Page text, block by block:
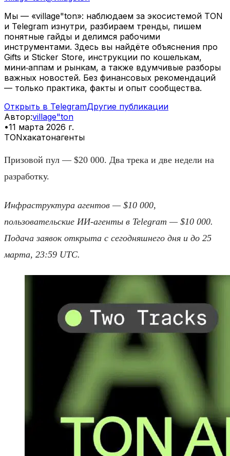
Мы — «village"ton»: наблюдаем за экосистемой TON
и Telegram изнутри, разбираем тренды, пишем
понятные гайды и делимся рабочими
инструментами. Здесь вы найдёте объяснения про
Gifts и Sticker Store, инструкции по кошелькам,
мини‑аппам и рынкам, а также вдумчивые разборы
важных новостей. Без финансовых рекомендаций
— только практика, факты и опыт сообщества.
Открыть в TelegramДругие публикации
Автор:village"ton
•11 марта 2026 г.
TONхакатонагенты
Призовой пул — $20 000. Два трека и две недели на
разработку.
Инфраструктура агентов — $10 000,
пользовательские ИИ-агенты в Telegram — $10 000.
Подача заявок открыта с сегодняшнего дня и до 25
марта, 23:59 UTC.